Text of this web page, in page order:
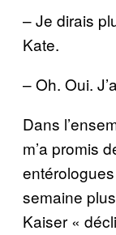
– Je dirais
Kate.
– Oh. Oui.
Dans
m’a promis
semaine
Kaiser «